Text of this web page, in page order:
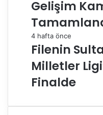
Gelişim
4 hafta önce
Filenin
Milletler
Finalde